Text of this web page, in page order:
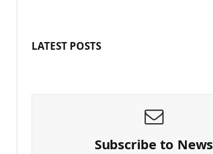
LATEST POSTS
Subscribe to News